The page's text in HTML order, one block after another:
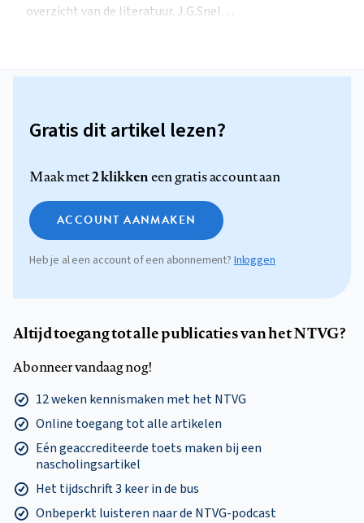
overzicht van de literatuur. J.G.Snel…
Gratis dit artikel lezen?
Maak met2 klikkeneen gratis account aan
ACCOUNT AANMAKEN
Heb je al een account of een abonnement? Inloggen
Altijd toegang tot alle publicaties van het NTVG?
Abonneer vandaag nog!
12 weken kennismaken met het NTVG
Online toegang tot alle artikelen
Eén geaccrediteerde toets maken bij een
nascholingsartikel
Het tijdschrift 3 keer in de bus
Onbeperkt luisteren naar de NTVG-podcast